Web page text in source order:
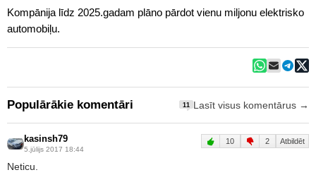
Kompānija līdz 2025.gadam plāno pārdot vienu miljonu elektrisko
automobiļu.
Populārākie komentāri 11 Lasīt visus komentārus →
kasinsh79
5.jūlijs 2017 18:44
10 2 Atbildēt
Neticu.